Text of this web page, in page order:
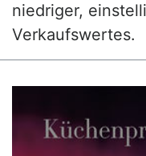
niedriger,
Verkaufswertes.